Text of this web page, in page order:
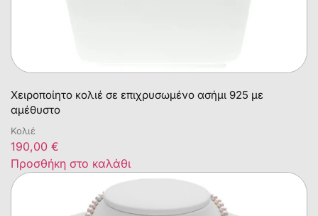
Χειροποίητο κολιέ σε επιχρυσωμένο ασήμι 925 με
αμέθυστο
Κολιέ
190,00 €
Προσθήκη στο καλάθι